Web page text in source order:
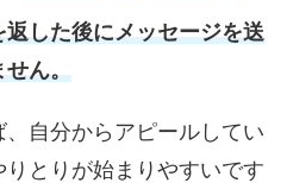
した後にメッセージを送
せん。
自分からアピールしてい
とりが始まりやすいです